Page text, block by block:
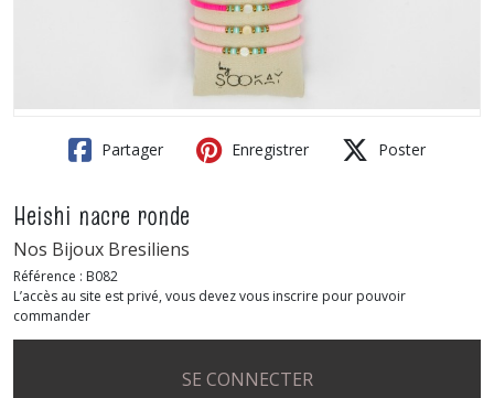
Partager Enregistrer Poster
Heishi nacre ronde
Nos Bijoux Bresiliens
Référence : B082
L’accès au site est privé, vous devez vous inscrire pour pouvoir
commander
SE CONNECTER